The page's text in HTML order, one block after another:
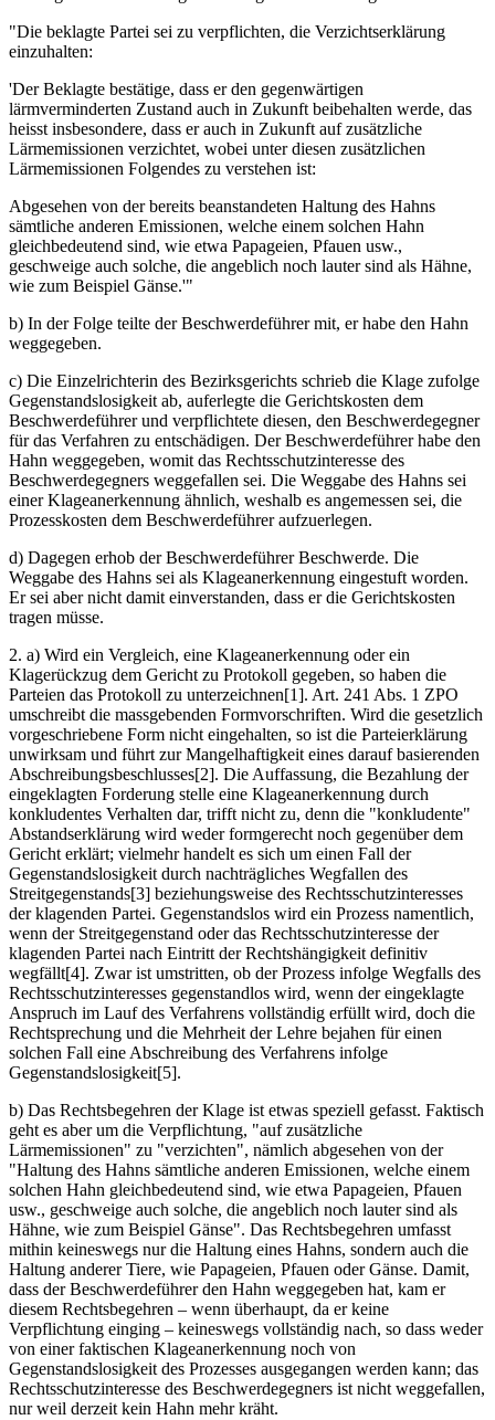
"Die beklagte Partei sei zu verpflichten, die Verzichtserklärung
einzuhalten:
'Der Beklagte bestätige, dass er den gegenwärtigen
lärmverminderten Zustand auch in Zukunft beibehalten werde, das
heisst insbesondere, dass er auch in Zukunft auf zusätzliche
Lärmemissionen verzichtet, wobei unter diesen zusätzlichen
Lärmemissionen Folgendes zu verstehen ist:
Abgesehen von der bereits beanstandeten Haltung des Hahns
sämtliche anderen Emissionen, welche einem solchen Hahn
gleichbedeutend sind, wie etwa Papageien, Pfauen usw.,
geschweige auch solche, die angeblich noch lauter sind als Hähne,
wie zum Beispiel Gänse.'"
b) In der Folge teilte der Beschwerdeführer mit, er habe den Hahn
weggegeben.
c) Die Einzelrichterin des Bezirksgerichts schrieb die Klage zufolge
Gegenstandslosigkeit ab, auferlegte die Gerichtskosten dem
Beschwerdeführer und verpflichtete diesen, den Beschwerdegegner
für das Verfahren zu entschädigen. Der Beschwerdeführer habe den
Hahn weggegeben, womit das Rechtsschutzinteresse des
Beschwerdegegners weggefallen sei. Die Weggabe des Hahns sei
einer Klageanerkennung ähnlich, weshalb es angemessen sei, die
Prozesskosten dem Beschwerdeführer aufzuerlegen.
d) Dagegen erhob der Beschwerdeführer Beschwerde. Die
Weggabe des Hahns sei als Klageanerkennung eingestuft worden.
Er sei aber nicht damit einverstanden, dass er die Gerichtskosten
tragen müsse.
2. a) Wird ein Vergleich, eine Klageanerkennung oder ein
Klagerückzug dem Gericht zu Protokoll gegeben, so haben die
Parteien das Protokoll zu unterzeichnen[1]. Art. 241 Abs. 1 ZPO
umschreibt die massgebenden Formvorschriften. Wird die gesetzlich
vorgeschriebene Form nicht eingehalten, so ist die Parteierklärung
unwirksam und führt zur Mangelhaftigkeit eines darauf basierenden
Abschreibungsbeschlusses[2]. Die Auffassung, die Bezahlung der
eingeklagten Forderung stelle eine Klageanerkennung durch
konkludentes Verhalten dar, trifft nicht zu, denn die "konkludente"
Abstandserklärung wird weder formgerecht noch gegenüber dem
Gericht erklärt; vielmehr handelt es sich um einen Fall der
Gegenstandslosigkeit durch nachträgliches Wegfallen des
Streitgegenstands[3] beziehungsweise des Rechtsschutzinteresses
der klagenden Partei. Gegenstandslos wird ein Prozess namentlich,
wenn der Streitgegenstand oder das Rechtsschutzinteresse der
klagenden Partei nach Eintritt der Rechtshängigkeit definitiv
wegfällt[4]. Zwar ist umstritten, ob der Prozess infolge Wegfalls des
Rechtsschutzinteresses gegenstandlos wird, wenn der eingeklagte
Anspruch im Lauf des Verfahrens vollständig erfüllt wird, doch die
Rechtsprechung und die Mehrheit der Lehre bejahen für einen
solchen Fall eine Abschreibung des Verfahrens infolge
Gegenstandslosigkeit[5].
b) Das Rechtsbegehren der Klage ist etwas speziell gefasst. Faktisch
geht es aber um die Verpflichtung, "auf zusätzliche
Lärmemissionen" zu "verzichten", nämlich abgesehen von der
"Haltung des Hahns sämtliche anderen Emissionen, welche einem
solchen Hahn gleichbedeutend sind, wie etwa Papageien, Pfauen
usw., geschweige auch solche, die angeblich noch lauter sind als
Hähne, wie zum Beispiel Gänse". Das Rechtsbegehren umfasst
mithin keineswegs nur die Haltung eines Hahns, sondern auch die
Haltung anderer Tiere, wie Papageien, Pfauen oder Gänse. Damit,
dass der Beschwerdeführer den Hahn weggegeben hat, kam er
diesem Rechtsbegehren – wenn überhaupt, da er keine
Verpflichtung einging – keineswegs vollständig nach, so dass weder
von einer faktischen Klageanerkennung noch von
Gegenstandslosigkeit des Prozesses ausgegangen werden kann; das
Rechtsschutzinteresse des Beschwerdegegners ist nicht weggefallen,
nur weil derzeit kein Hahn mehr kräht.